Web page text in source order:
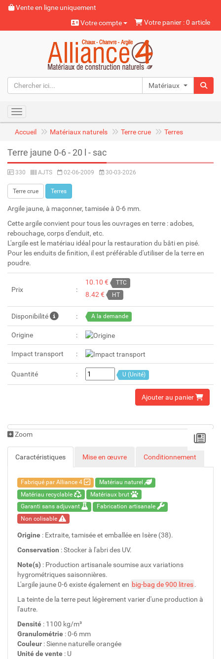
Vente en ligne uniquement
Votre compte
Votre panier : 0 article
Matériaux naturels
Toggle navigation
Accueil Matériaux naturels Terre crue Terres
Terre jaune 0-6 - 20 l - sac
330 AJTS 02-06-2009 30-03-2026
Terre crue Terres
Argile jaune, à maçonner, tamisée à 0-6 mm.
Cette argile convient pour tous les ouvrages en terre : adobes,
rebouchage, corps d'enduit, etc.
L'argile est le matériau idéal pour la restauration du bâti en pisé.
Pour les enduits de finition, il est préférable d'utiliser de la terre en
poudre.
Prix
10.10 € TTC
8.42 € HT
Disponibilité A la demande
Origine
Impact transport
Quantité U (Unité)
Ajouter au panier
Zoom
Caractéristiques Mise en œuvre Conditionnement
Fabriqué par Alliance 4
Matériau naturel
Matériau recyclable
Matériaux brut
Garanti sans adjuvant
Fabrication artisanale
Non colisable
Origine : Extraite, tamisée et emballée en Isère (38).
Conservation : Stocker à l'abri des UV.
Note(s) : Production artisanale soumise aux variations
hygrométriques saisonnières.
L'argile jaune 0-6 existe également en big-bag de 900 litres.
La teinte de la terre peut légèrement varier d'une production à
l'autre.
Densité : 1100 kg/m³
Granulométrie : 0-6 mm
Couleur : Sienne naturelle orangée
Unité de vente : U